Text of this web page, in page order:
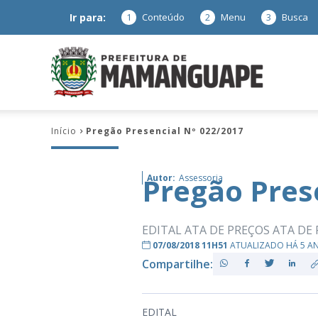
Ir para: 1 Conteúdo 2 Menu 3 Busca
–
Início Pregão Presencial Nº 022/2017
Autor: Assessoria
Pregão
EDITAL ATA DE PREÇOS ATA
07/08/2018 11H51 ATUALIZADO HÁ 5
Compartilhe:
EDITAL